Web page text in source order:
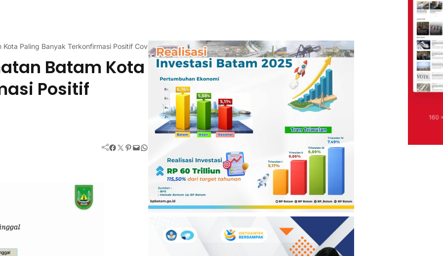
Paling Banyak Terkonfirmasi Positif Covid-19
Batam Kota
Positif
Facebook Twitter Pinterest Mail WhatsApp